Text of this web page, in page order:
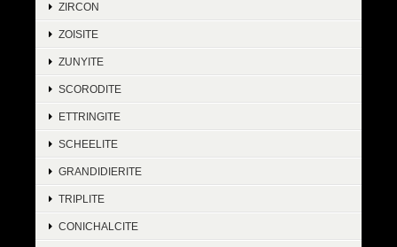
ZIRCON
ZOISITE
ZUNYITE
SCORODITE
ETTRINGITE
SCHEELITE
GRANDIDIERITE
TRIPLITE
CONICHALCITE